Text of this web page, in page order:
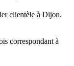
clientèle à Dijon.
correspondant à